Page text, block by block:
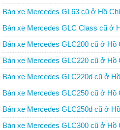
Bán xe Mercedes GL63 cũ ở Hồ
Bán xe Mercedes GLC Class cũ ở
Bán xe Mercedes GLC200 cũ ở Hồ
Bán xe Mercedes GLC220 cũ ở Hồ
Bán xe Mercedes GLC220d cũ ở
Bán xe Mercedes GLC250 cũ ở Hồ
Bán xe Mercedes GLC250d cũ ở
Bán xe Mercedes GLC300 cũ ở Hồ